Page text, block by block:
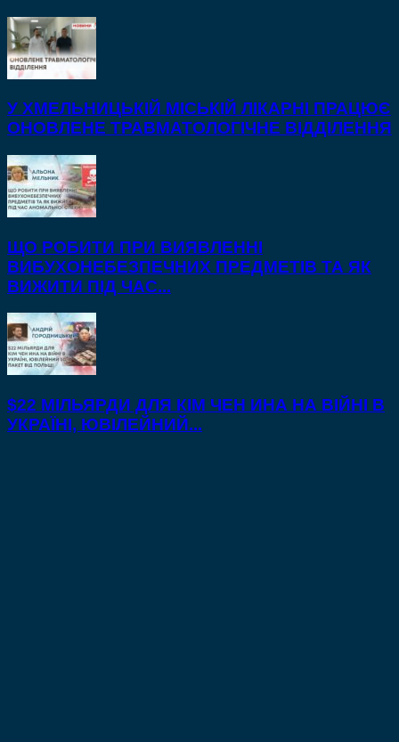
У ХМЕЛЬНИЦЬКІЙ МІСЬКІЙ ЛІКАРНІ ПРАЦЮЄ
ОНОВЛЕНЕ ТРАВМАТОЛОГІЧНЕ ВІДДІЛЕННЯ
ЩО РОБИТИ ПРИ ВИЯВЛЕННІ
ВИБУХОНЕБЕЗПЕЧНИХ ПРЕДМЕТІВ ТА ЯК
ВИЖИТИ ПІД ЧАС...
$22 МІЛЬЯРДИ ДЛЯ КІМ ЧЕН ИНА НА ВІЙНІ В
УКРАЇНІ, ЮВІЛЕЙНИЙ...